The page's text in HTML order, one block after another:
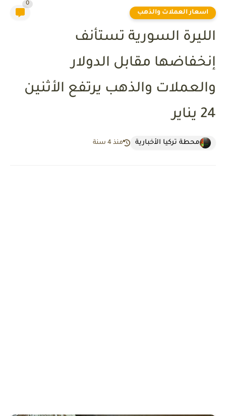
اسعار العملات والذهب
0
الليرة السورية تستأنف
إنخفاضها مقابل الدولار
والعملات والذهب يرتفع الأثنين
24 يناير
محطة تركيا الأخبارية منذ 4 سنة